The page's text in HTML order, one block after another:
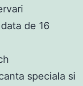
de 16
speciala si